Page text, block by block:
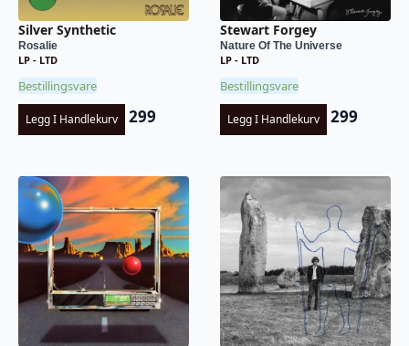
Silver Synthetic
Rosalie
LP - LTD
Bestillingsvare
Legg I Handlekurv 299
Stewart Forgey
Nature Of The Universe
LP - LTD
Bestillingsvare
Legg I Handlekurv 299